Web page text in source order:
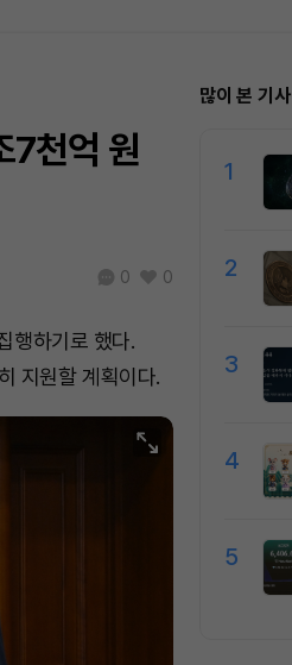
7천억 원
0 0
행하기로 했다.
지원할 계획이다.
많이 본 기사
1
2
3
4
5